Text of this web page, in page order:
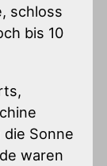
schloss
bis 10
Sonne
waren